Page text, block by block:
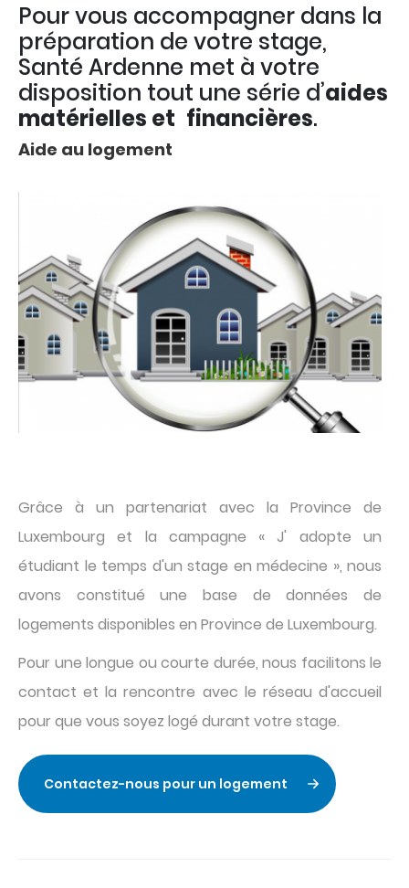
Contenu
Body
Pour vous accompagner dans la
préparation de votre stage,
Santé Ardenne met à votre
disposition tout une série d’aides
matérielles et financières.
Titre
Aide au logement
image
Grâce à un partenariat avec la Province de
Luxembourg et la campagne « J' adopte un
étudiant le temps d'un stage en médecine », nous
avons constitué une base de données de
logements disponibles en Province de Luxembourg.
Pour une longue ou courte durée, nous facilitons le
contact et la rencontre avec le réseau d'accueil
pour que vous soyez logé durant votre stage.
Contactez-nous pour un logement